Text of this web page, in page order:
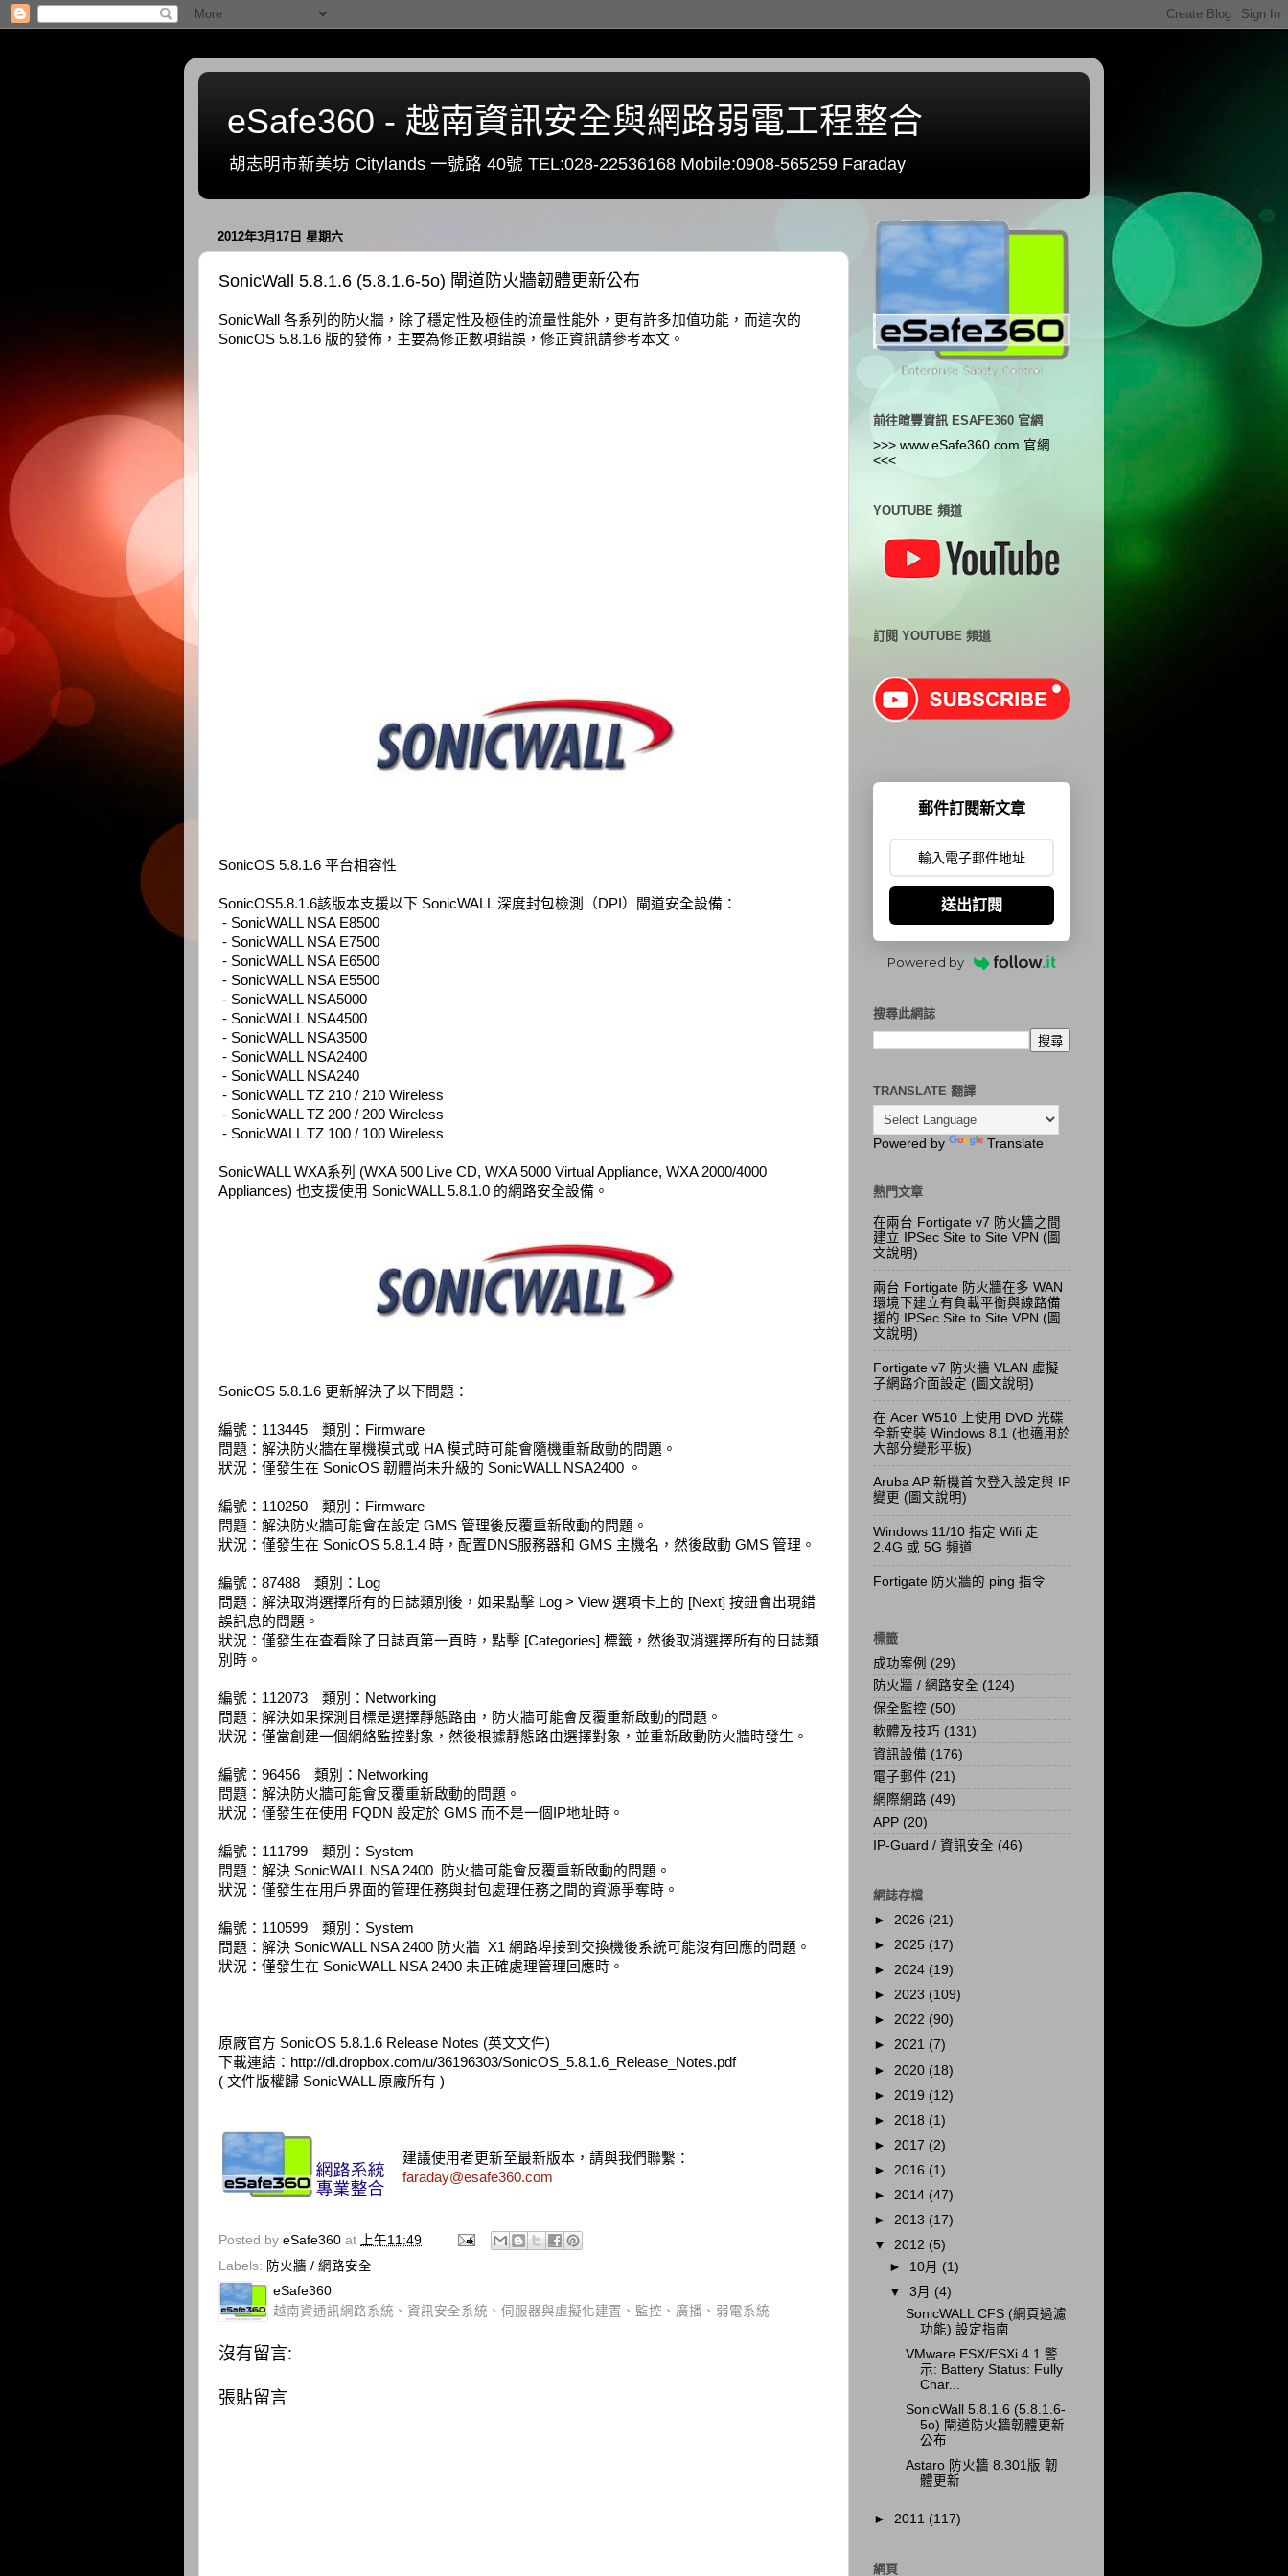
eSafe360 - 越南資訊安全與網路弱電工程整合
胡志明市新美坊 Citylands 一號路 40號 TEL:028-22536168 Mobile:0908-565259 Faraday
2012年3月17日 星期六
SonicWall 5.8.1.6 (5.8.1.6-5o) 閘道防火牆韌體更新公布
SonicWall 各系列的防火牆，除了穩定性及極佳的流量性能外，更有許多加值功能，而這次的
SonicOS 5.8.1.6 版的發佈，主要為修正數項錯誤，修正資訊請參考本文。
SonicOS 5.8.1.6 平台相容性
SonicOS5.8.1.6該版本支援以下 SonicWALL 深度封包檢測（DPI）閘道安全設備：
- SonicWALL NSA E8500
- SonicWALL NSA E7500
- SonicWALL NSA E6500
- SonicWALL NSA E5500
- SonicWALL NSA5000
- SonicWALL NSA4500
- SonicWALL NSA3500
- SonicWALL NSA2400
- SonicWALL NSA240
- SonicWALL TZ 210 / 210 Wireless
- SonicWALL TZ 200 / 200 Wireless
- SonicWALL TZ 100 / 100 Wireless
SonicWALL WXA系列 (WXA 500 Live CD, WXA 5000 Virtual Appliance, WXA 2000/4000
Appliances) 也支援使用 SonicWALL 5.8.1.0 的網路安全設備。
SonicOS 5.8.1.6 更新解決了以下問題：
編號：113445 類別：Firmware
問題：解決防火牆在單機模式或 HA 模式時可能會隨機重新啟動的問題。
狀況：僅發生在 SonicOS 韌體尚未升級的 SonicWALL NSA2400 。
編號：110250 類別：Firmware
問題：解決防火牆可能會在設定 GMS 管理後反覆重新啟動的問題。
狀況：僅發生在 SonicOS 5.8.1.4 時，配置DNS服務器和 GMS 主機名，然後啟動 GMS 管理。
編號：87488 類別：Log
問題：解決取消選擇所有的日誌類別後，如果點擊 Log > View 選項卡上的 [Next] 按鈕會出現錯
誤訊息的問題。
狀況：僅發生在查看除了日誌頁第一頁時，點擊 [Categories] 標籤，然後取消選擇所有的日誌類
別時。
編號：112073 類別：Networking
問題：解決如果探測目標是選擇靜態路由，防火牆可能會反覆重新啟動的問題。
狀況：僅當創建一個網絡監控對象，然後根據靜態路由選擇對象，並重新啟動防火牆時發生。
編號：96456 類別：Networking
問題：解決防火牆可能會反覆重新啟動的問題。
狀況：僅發生在使用 FQDN 設定於 GMS 而不是一個IP地址時。
編號：111799 類別：System
問題：解決 SonicWALL NSA 2400 防火牆可能會反覆重新啟動的問題。
狀況：僅發生在用戶界面的管理任務與封包處理任務之間的資源爭奪時。
編號：110599 類別：System
問題：解決 SonicWALL NSA 2400 防火牆 X1 網路埠接到交換機後系統可能沒有回應的問題。
狀況：僅發生在 SonicWALL NSA 2400 未正確處理管理回應時。
原廠官方 SonicOS 5.8.1.6 Release Notes (英文文件)
下載連結： http://dl.dropbox.com/u/36196303/SonicOS_5.8.1.6_Release_Notes.pdf
( 文件版權歸 SonicWALL 原廠所有 )
建議使用者更新至最新版本，請與我們聯繫：
faraday@esafe360.com
Posted by eSafe360 at
上午11:49
Labels: 防火牆 / 網路安全
eSafe360
越南資通訊網路系統、資訊安全系統、伺服器與虛擬化建置、監控、廣播、弱電系統
沒有留言:
張貼留言
前往暄豐資訊 ESAFE360 官網
>>> www.eSafe360.com 官網
<<<
YOUTUBE 頻道
訂閱 YOUTUBE 頻道
郵件訂閱新文章
送出訂閱
Powered by
搜尋此網誌
TRANSLATE 翻譯
Powered by Translate
熱門文章
在兩台 Fortigate v7 防火牆之間
建立 IPSec Site to Site VPN (圖
文說明)
兩台 Fortigate 防火牆在多 WAN
環境下建立有負載平衡與線路備
援的 IPSec Site to Site VPN (圖
文說明)
Fortigate v7 防火牆 VLAN 虛擬
子網路介面設定 (圖文說明)
在 Acer W510 上使用 DVD 光碟
全新安裝 Windows 8.1 (也適用於
大部分變形平板)
Aruba AP 新機首次登入設定與 IP
變更 (圖文說明)
Windows 11/10 指定 Wifi 走
2.4G 或 5G 頻道
Fortigate 防火牆的 ping 指令
標籤
成功案例 (29)
防火牆 / 網路安全 (124)
保全監控 (50)
軟體及技巧 (131)
資訊設備 (176)
電子郵件 (21)
網際網路 (49)
APP (20)
IP-Guard / 資訊安全 (46)
網誌存檔
► 2026 (21)
► 2025 (17)
► 2024 (19)
► 2023 (109)
► 2022 (90)
► 2021 (7)
► 2020 (18)
► 2019 (12)
► 2018 (1)
► 2017 (2)
► 2016 (1)
► 2014 (47)
► 2013 (17)
▼ 2012 (5)
► 10月 (1)
▼3月 (4)
SonicWALL CFS (網頁過濾
功能) 設定指南
VMware ESX/ESXi 4.1 警
示: Battery Status: Fully
Char...
SonicWall 5.8.1.6 (5.8.1.6-
5o) 閘道防火牆韌體更新
公布
Astaro 防火牆 8.301版 韌
體更新
► 2011 (117)
網頁